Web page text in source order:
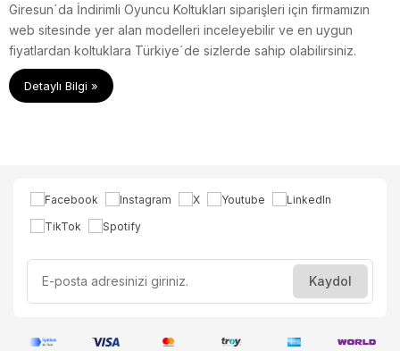
Giresun´da İndirimli Oyuncu Koltukları siparişleri için firmamızın
web sitesinde yer alan modelleri inceleyebilir ve en uygun
fiyatlardan koltuklara Türkiye´de sizlerde sahip olabilirsiniz.
Detaylı Bilgi »